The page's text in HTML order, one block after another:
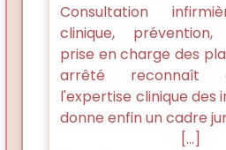
Consultation
clinique, prévention,
prise en charge des
arrêté reconnaît
l'expertise clinique des
donne enfin un cadre
[...]